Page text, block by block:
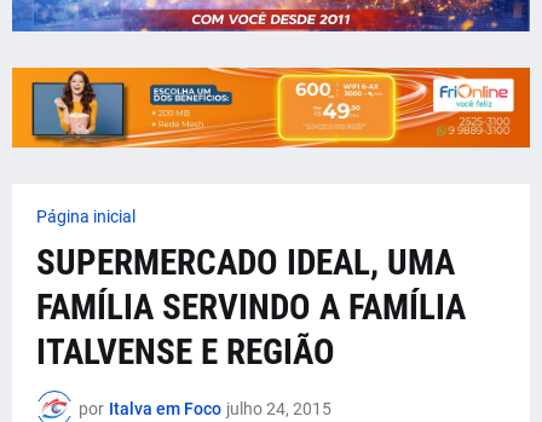
Página inicial
SUPERMERCADO IDEAL, UMA
FAMÍLIA SERVINDO A FAMÍLIA
ITALVENSE E REGIÃO
por Italva em Foco julho 24, 2015